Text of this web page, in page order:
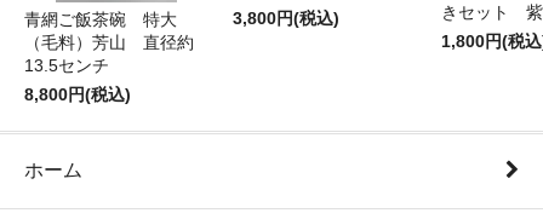
青網ご飯茶碗 特大
（毛料）芳山 直径約
13.5センチ
8,800円(税込)
3,800円(税込)
きセット
1,800円(税
ホーム